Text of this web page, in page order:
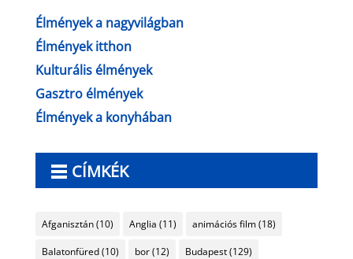
Élmények a nagyvilágban
Élmények itthon
Kulturális élmények
Gasztro élmények
Élmények a konyhában
CÍMKÉK
Afganisztán(10) Anglia (11) animációs film(18)
Balatonfüred(10) bor(12) Budapest(129)